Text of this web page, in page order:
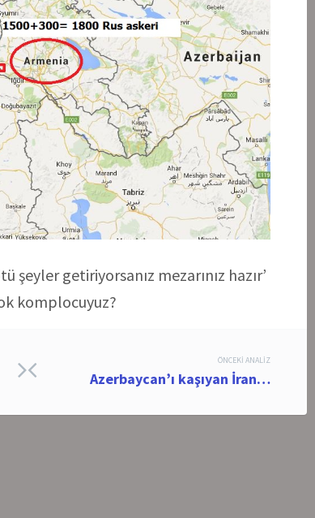
şeyler getiriyorsanız mezarınız hazır’
komplocuyuz?
ÖNCEKI ANALIZ
Azerbaycan’ı kaşıyan İran…